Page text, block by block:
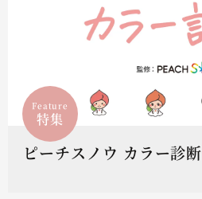
Feature
特集
ピーチスノウ カラー診断